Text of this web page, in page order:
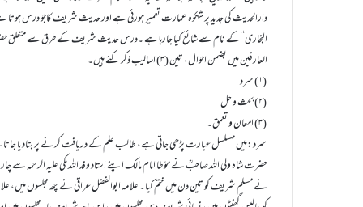
دارالحدیث کی جدید پر شکوہ عمارت تعمیر ہورئی ہے اور حدیث شریف کاجو درس ہوتا ہے
البخاری‘‘کے نام سے شائع کیا جارہا ہے ۔درس حدیث شریف کے طرق سے متعلق
العارفین میں بضمن احوال، تین (۳) اسالیب ذکر کئے ہیں۔
(۱) سرد
(۲) بحث و حل
(۳) امعان و تعمق۔
سرد:میں مسلسل عبارت پڑھی جاتی ہے، طالب علم کے دریافت کرنے پر بتادیا جاتا
حضرت شاہ ولی اللہ صاحبؒ نے مؤطا امام مالک اپنے استاد وفد اللہ مکی علیہ الرحمہ سے
نے مسلم شریف کو تین دن میں ختم کیا۔ علامہ ابوالفضل عراقی نے چھ مجلسوں میں،